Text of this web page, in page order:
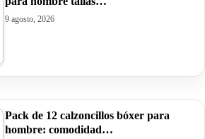
9 agosto, 2026
Pack de 12 calzoncillos bóxer para
hombre: comodidad…